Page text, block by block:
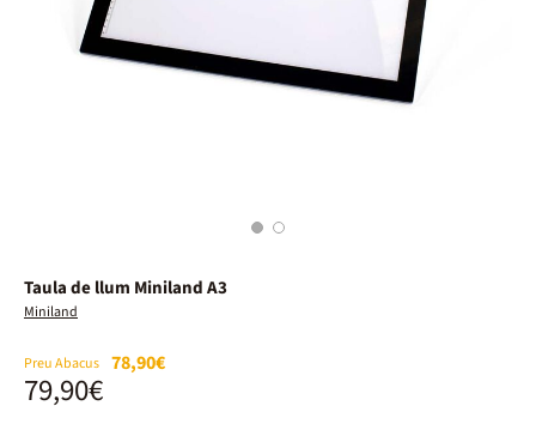
1 2
Taula de llum Miniland A3
Miniland
Preu Abacus 78,90€
79,90€